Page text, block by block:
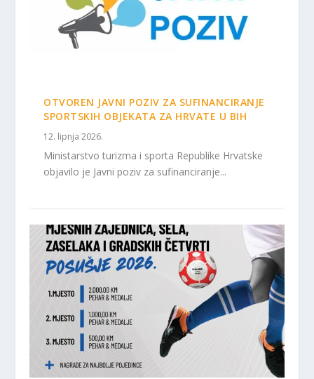
OTVOREN JAVNI POZIV ZA SUFINANCIRANJE
SPORTSKIH OBJEKATA ZA HRVATE U BIH
12. lipnja 2026.
Ministarstvo turizma i sporta Republike Hrvatske
objavilo je Javni poziv za sufinanciranje...